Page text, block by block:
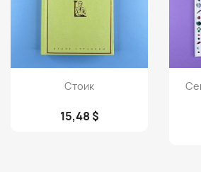
Просмотр
Стоик
15,48 $